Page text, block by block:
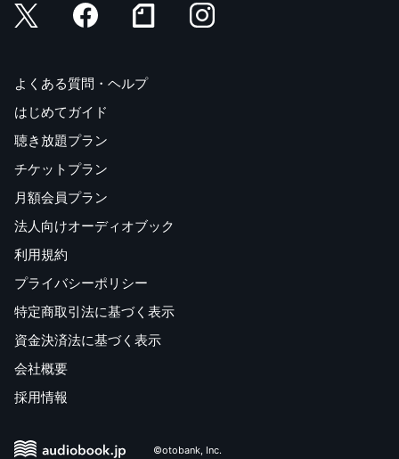
よくある質問・ヘルプ
はじめてガイド
聴き放題プラン
チケットプラン
月額会員プラン
法人向けオーディオブック
利用規約
プライバシーポリシー
特定商取引法に基づく表示
資金決済法に基づく表示
会社概要
採用情報
©otobank, Inc.